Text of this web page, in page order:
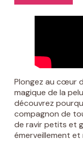
Plongez au cœur
magique de la
découvrez
compagnon de
de ravir petits et
émerveillement et